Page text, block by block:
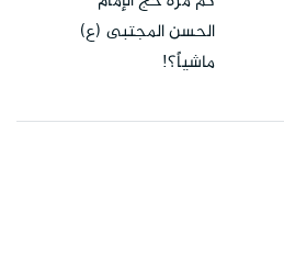
الحسن المجتبى (ع)
ماشياً؟!